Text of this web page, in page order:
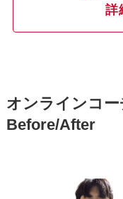
詳
オンラインコー
Before/After